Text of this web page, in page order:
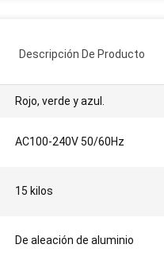
Descripción De Producto
Rojo, verde y azul.
AC100-240V 50/60Hz
15 kilos
De aleación de aluminio